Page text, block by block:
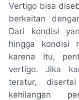
Vertigo bisa
berkaitan
Dari kondisi
hingga kondisi
karena itu,
vertigo. Jika
teratur,
kehilangan